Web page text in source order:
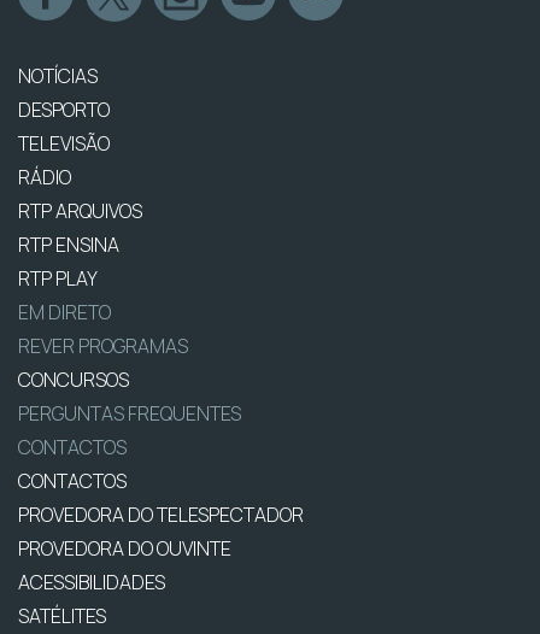
NOTÍCIAS
DESPORTO
TELEVISÃO
RÁDIO
RTP ARQUIVOS
RTP ENSINA
RTP PLAY
EM DIRETO
REVER PROGRAMAS
CONCURSOS
PERGUNTAS FREQUENTES
CONTACTOS
CONTACTOS
PROVEDORA DO TELESPECTADOR
PROVEDORA DO OUVINTE
ACESSIBILIDADES
SATÉLITES